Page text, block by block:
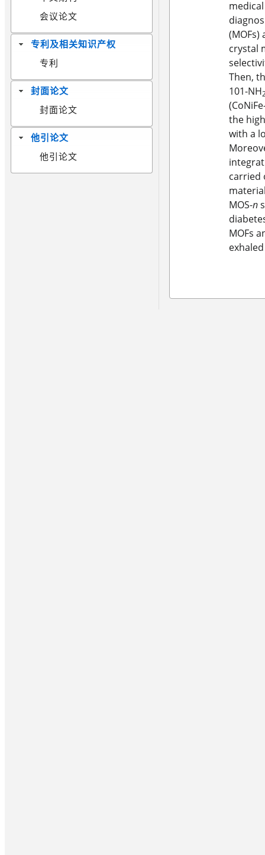
会议论文
专利及相关知识产权
专利
封面论文
封面论文
他引论文
他引论文
(MOFs)
crystal
Then,
101-NH
the
with a
carried
MOS-n
MOFs